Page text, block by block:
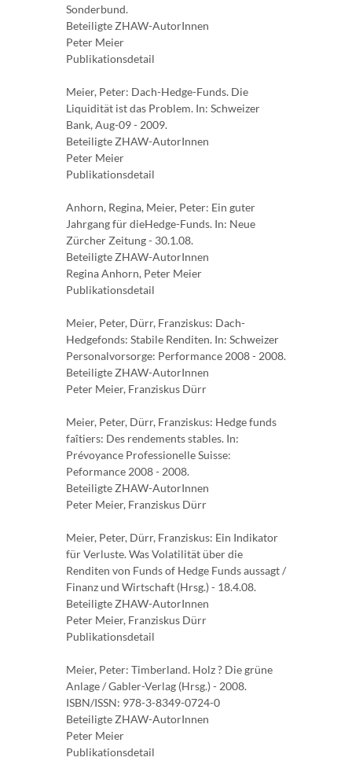
Sonderbund.
Beteiligte ZHAW-AutorInnen
Peter Meier
Publikationsdetail
Meier, Peter: Dach-Hedge-Funds. Die
Liquidität ist das Problem. In: Schweizer
Bank, Aug-09 - 2009.
Beteiligte ZHAW-AutorInnen
Peter Meier
Publikationsdetail
Anhorn, Regina, Meier, Peter: Ein guter
Jahrgang für dieHedge-Funds. In: Neue
Zürcher Zeitung - 30.1.08.
Beteiligte ZHAW-AutorInnen
Regina Anhorn, Peter Meier
Publikationsdetail
Meier, Peter, Dürr, Franziskus: Dach-
Hedgefonds: Stabile Renditen. In: Schweizer
Personalvorsorge: Performance 2008 - 2008.
Beteiligte ZHAW-AutorInnen
Peter Meier, Franziskus Dürr
Meier, Peter, Dürr, Franziskus: Hedge funds
faîtiers: Des rendements stables. In:
Prévoyance Professionelle Suisse:
Peformance 2008 - 2008.
Beteiligte ZHAW-AutorInnen
Peter Meier, Franziskus Dürr
Meier, Peter, Dürr, Franziskus: Ein Indikator
für Verluste. Was Volatilität über die
Renditen von Funds of Hedge Funds aussagt /
Finanz und Wirtschaft (Hrsg.) - 18.4.08.
Beteiligte ZHAW-AutorInnen
Peter Meier, Franziskus Dürr
Publikationsdetail
Meier, Peter: Timberland. Holz ? Die grüne
Anlage / Gabler-Verlag (Hrsg.) - 2008.
ISBN/ISSN: 978-3-8349-0724-0
Beteiligte ZHAW-AutorInnen
Peter Meier
Publikationsdetail